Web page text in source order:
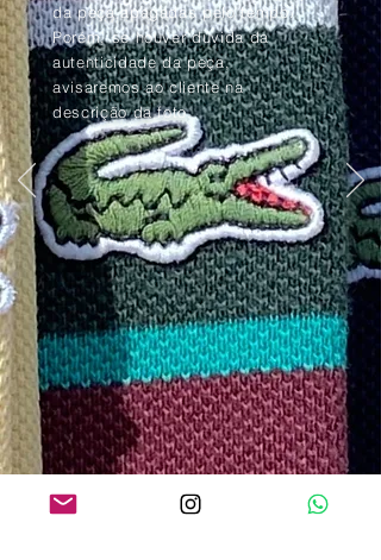
da peça apagadas pelo tempo.
Porém, se houver dúvida da
autenticidade da peça,
avisaremos ao cliente na
descrição da foto.